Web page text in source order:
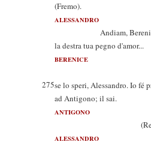
(Fremo).
ALESSANDRO
Andiam, Berenice;
la destra tua pegno d'amor...
BERENICE
275se lo speri, Alessandro. Io fé
ad Antigono; il sai.
ANTIGONO
ALESSANDRO
Il